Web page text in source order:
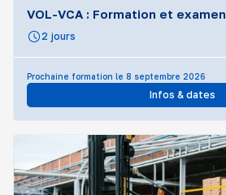
VOL-VCA : Formation et examen
2 jours
Prochaine formation le 8 septembre 2026
Infos & dates